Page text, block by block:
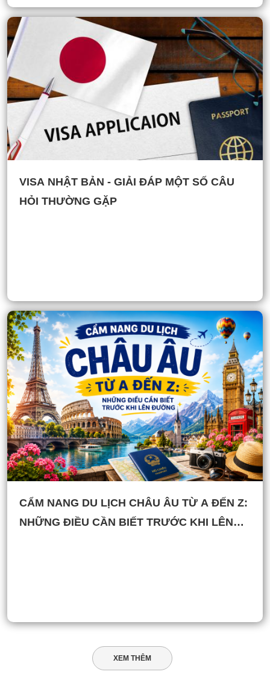
VISA NHẬT BẢN - GIẢI ĐÁP MỘT SỐ CÂU
HỎI THƯỜNG GẶP
CẨM NANG DU LỊCH CHÂU ÂU TỪ A ĐẾN Z:
NHỮNG ĐIỀU CẦN BIẾT TRƯỚC KHI LÊN
XEM THÊM